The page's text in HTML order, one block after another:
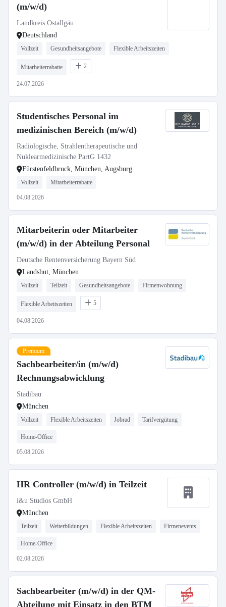
(m/w/d)
Landkreis Ostallgäu
Deutschland
Vollzeit Gesundheitsangebote Flexible Arbeitszeiten
Mitarbeiterrabatte 2
24.07.2026
Studentisches Personal im
medizinischen Bereich (m/w/d)
Radiologische, Strahlentherapeutische und
Nuklearmedizinische PartG 1432
Fürstenfeldbruck, München, Augsburg
Vollzeit Mitarbeiterrabatte
04.08.2026
Mitarbeiterin oder Mitarbeiter
(m/w/d) in der Abteilung Personal
Deutsche Rentenversicherung Bayern Süd
Landshut, München
Vollzeit Teilzeit Gesundheitsangebote Firmenwohnung
Flexible Arbeitszeiten 5
04.08.2026
Premium
Sachbearbeiter/in (m/w/d)
Rechnungsabwicklung
Stadibau
München
Vollzeit Flexible Arbeitszeiten Jobrad Tarifvergütung
Home-Office
05.08.2026
HR Controller (m/w/d) in Teilzeit
i&u Studios GmbH
München
Teilzeit Weiterbildungen Flexible Arbeitszeiten Firmenevents
Home-Office
02.08.2026
Sachbearbeiter (m/w/d) in der QM-
Abteilung mit Einsatz in den BTM